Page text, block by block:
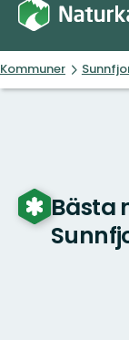
Kommuner
Bästa